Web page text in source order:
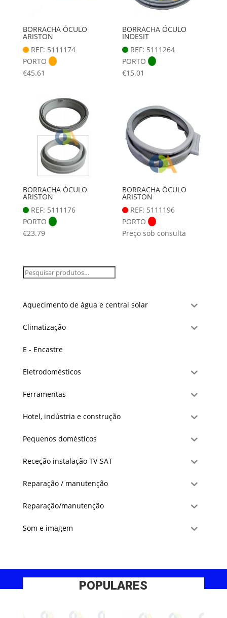
BORRACHA ÓCULO
ARISTON
REF: 5111174
PORTO
€45.61
BORRACHA ÓCULO
INDESIT
REF: 5111264
PORTO
€15.01
BORRACHA ÓCULO
ARISTON
REF: 5111176
PORTO
€23.79
BORRACHA ÓCULO
ARISTON
REF: 5111196
PORTO
Preço sob consulta
Aquecimento de água e central solar
Climatização
E - Encastre
Eletrodomésticos
Ferramentas
Hotel, indústria e construção
Pequenos domésticos
Receção instalação TV-SAT
Reparação / manutenção
Reparação/manutenção
Som e imagem
POPULARES